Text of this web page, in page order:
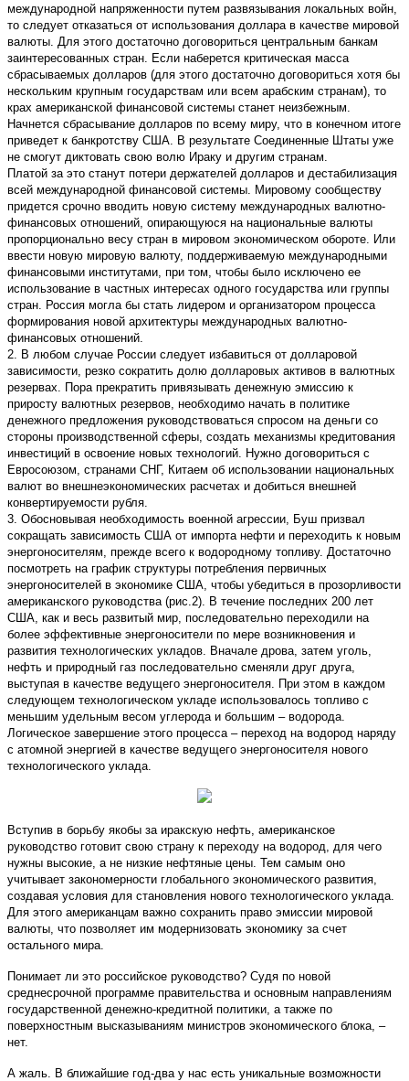
международной напряженности путем развязывания локальных войн,
то следует отказаться от использования доллара в качестве мировой
валюты. Для этого достаточно договориться центральным банкам
заинтересованных стран. Если наберется критическая масса
сбрасываемых долларов (для этого достаточно договориться хотя бы
нескольким крупным государствам или всем арабским странам), то
крах американской финансовой системы станет неизбежным.
Начнется сбрасывание долларов по всему миру, что в конечном итоге
приведет к банкротству США. В результате Соединенные Штаты уже
не смогут диктовать свою волю Ираку и другим странам.
Платой за это станут потери держателей долларов и дестабилизация
всей международной финансовой системы. Мировому сообществу
придется срочно вводить новую систему международных валютно-
финансовых отношений, опирающуюся на национальные валюты
пропорционально весу стран в мировом экономическом обороте. Или
ввести новую мировую валюту, поддерживаемую международными
финансовыми институтами, при том, чтобы было исключено ее
использование в частных интересах одного государства или группы
стран. Россия могла бы стать лидером и организатором процесса
формирования новой архитектуры международных валютно-
финансовых отношений.
2. В любом случае России следует избавиться от долларовой
зависимости, резко сократить долю долларовых активов в валютных
резервах. Пора прекратить привязывать денежную эмиссию к
приросту валютных резервов, необходимо начать в политике
денежного предложения руководствоваться спросом на деньги со
стороны производственной сферы, создать механизмы кредитования
инвестиций в освоение новых технологий. Нужно договориться с
Евросоюзом, странами СНГ, Китаем об использовании национальных
валют во внешнеэкономических расчетах и добиться внешней
конвертируемости рубля.
3. Обосновывая необходимость военной агрессии, Буш призвал
сокращать зависимость США от импорта нефти и переходить к новым
энергоносителям, прежде всего к водородному топливу. Достаточно
посмотреть на график структуры потребления первичных
энергоносителей в экономике США, чтобы убедиться в прозорливости
американского руководства (рис.2). В течение последних 200 лет
США, как и весь развитый мир, последовательно переходили на
более эффективные энергоносители по мере возникновения и
развития технологических укладов. Вначале дрова, затем уголь,
нефть и природный газ последовательно сменяли друг друга,
выступая в качестве ведущего энергоносителя. При этом в каждом
следующем технологическом укладе использовалось топливо с
меньшим удельным весом углерода и большим – водорода.
Логическое завершение этого процесса – переход на водород наряду
с атомной энергией в качестве ведущего энергоносителя нового
технологического уклада.
Вступив в борьбу якобы за иракскую нефть, американское
руководство готовит свою страну к переходу на водород, для чего
нужны высокие, а не низкие нефтяные цены. Тем самым оно
учитывает закономерности глобального экономического развития,
создавая условия для становления нового технологического уклада.
Для этого американцам важно сохранить право эмиссии мировой
валюты, что позволяет им модернизовать экономику за счет
остального мира.
Понимает ли это российское руководство? Судя по новой
среднесрочной программе правительства и основным направлениям
государственной денежно-кредитной политики, а также по
поверхностным высказываниям министров экономического блока, –
нет.
А жаль. В ближайшие год-два у нас есть уникальные возможности